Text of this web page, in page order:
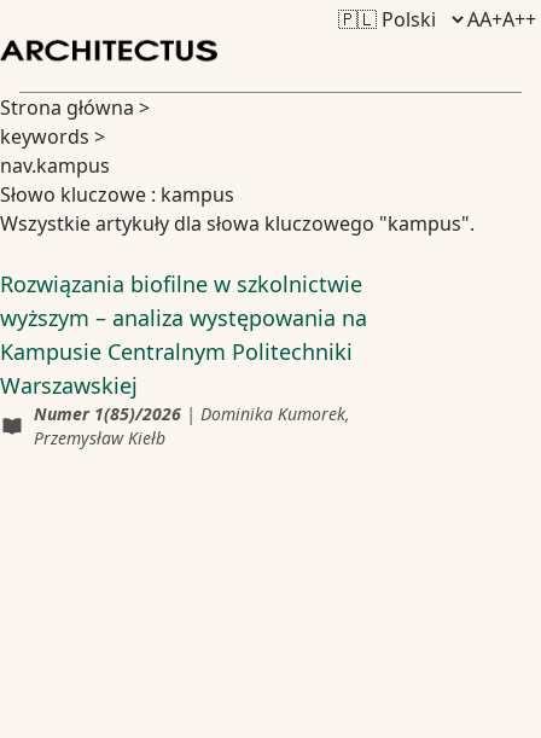
AA+A++
Strona główna >
keywords >
nav.kampus
Słowo kluczowe : kampus
Wszystkie artykuły dla słowa kluczowego "kampus".
Rozwiązania biofilne w szkolnictwie
wyższym – analiza występowania na
Kampusie Centralnym Politechniki
Warszawskiej
Numer 1(85)/2026 | Dominika Kumorek,
Przemysław Kiełb